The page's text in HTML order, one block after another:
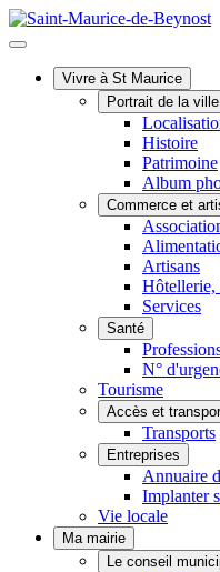
Vivre à St Maurice
Portrait de la ville
Histoire
Patrimoine
Album
Commerce et
Artisans
Hôtellerie,
Services
Santé
N°
Tourisme
Accès et
Transports
Entreprises
Annuaire
Implanter
Vie locale
Ma mairie
Le conseil